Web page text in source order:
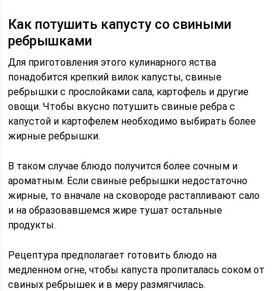
Как потушить капусту со свиными
ребрышками
Для приготовления этого кулинарного яства
понадобится крепкий вилок капусты, свиные
ребрышки с прослойками сала, картофель и другие
овощи. Чтобы вкусно потушить свиные ребра с
капустой и картофелем необходимо выбирать более
жирные ребрышки.
В таком случае блюдо получится более сочным и
ароматным. Если свиные ребрышки недостаточно
жирные, то вначале на сковороде растапливают сало
и на образовавшемся жире тушат остальные
продукты.
Рецептура предполагает готовить блюдо на
медленном огне, чтобы капуста пропиталась соком от
свиных ребрышек и в меру размягчилась.